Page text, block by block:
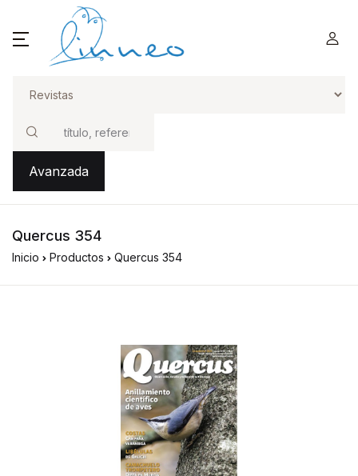
Buscar
Avanzada
Quercus 354
Inicio Productos Quercus 354